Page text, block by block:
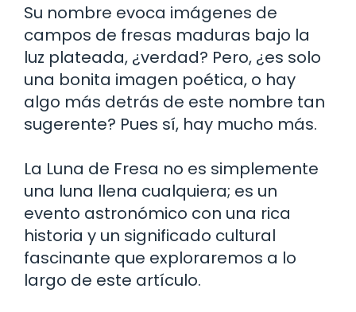
Su nombre evoca imágenes de
campos de fresas maduras bajo la
luz plateada, ¿verdad? Pero, ¿es solo
una bonita imagen poética, o hay
algo más detrás de este nombre tan
sugerente? Pues sí, hay mucho más.
La Luna de Fresa no es simplemente
una luna llena cualquiera; es un
evento astronómico con una rica
historia y un significado cultural
fascinante que exploraremos a lo
largo de este artículo.